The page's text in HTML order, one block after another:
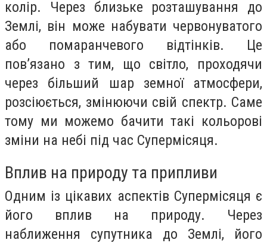
колір. Через близьке розташування до
Землі, він може набувати червонуватого
або помаранчевого відтінків. Це
пов’язано з тим, що світло, проходячи
через більший шар земної атмосфери,
розсіюється, змінюючи свій спектр. Саме
тому ми можемо бачити такі кольорові
зміни на небі під час Супермісяця.
Вплив на природу та припливи
Одним із цікавих аспектів Супермісяця є
його вплив на природу. Через
наближення супутника до Землі, його